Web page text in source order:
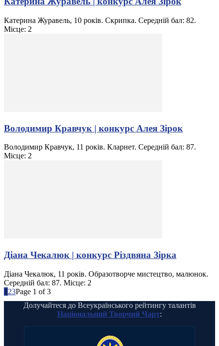
Катерина Журавель, 10 років. Скрипка. Середній бал: 82.
Місце: 2
Володимир Кравчук | конкурс Алея Зірок
Володимир Кравчук, 11 років. Кларнет. Середній бал: 87.
Місце: 2
Діана Чекалюк | конкурс Різдвяна Зірка
Діана Чекалюк, 11 років. Образотворче мистецтво, малюнок.
Середній бал: 87. Місце: 2
1 23Page 1 of 3
Долучайтеся до Всеукраїнського рейтингу талантів
Національний Творчий Чарт: